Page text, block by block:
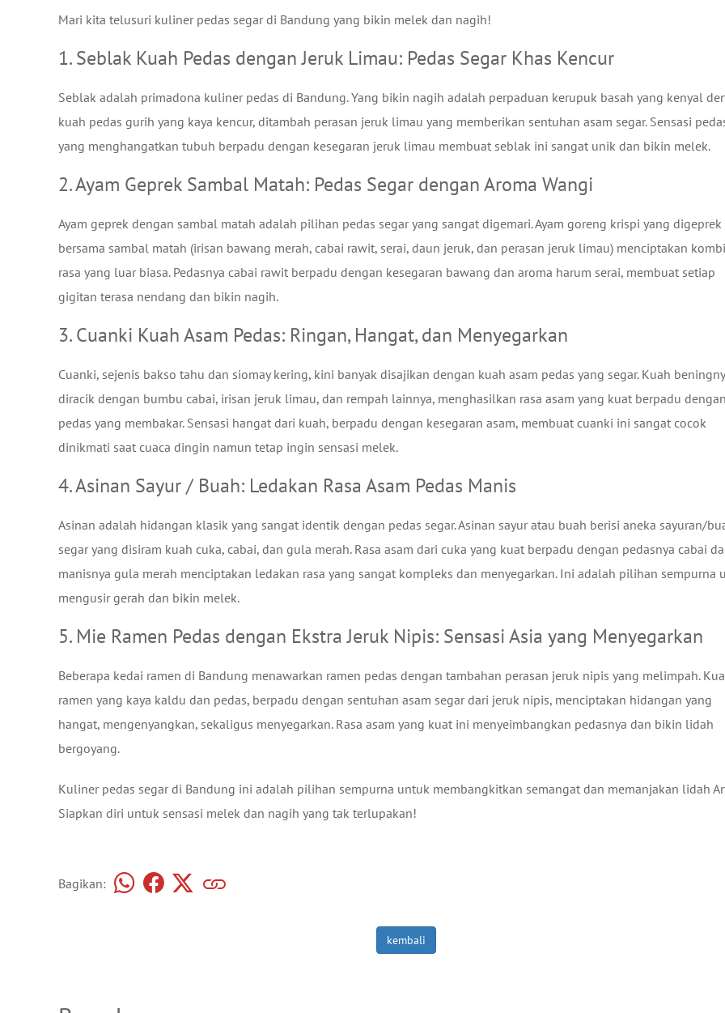
Mari kita telusuri kuliner pedas segar di Bandung yang bikin melek dan nagih!
1. Seblak Kuah Pedas dengan Jeruk Limau: Pedas Segar Khas Kencur
Seblak adalah primadona kuliner pedas di Bandung. Yang bikin nagih adalah perpaduan kerupuk basah yang kenyal
kuah pedas gurih yang kaya kencur, ditambah perasan jeruk limau yang memberikan sentuhan asam segar. Sensasi
yang menghangatkan tubuh berpadu dengan kesegaran jeruk limau membuat seblak ini sangat unik dan bikin melek.
2. Ayam Geprek Sambal Matah: Pedas Segar dengan Aroma Wangi
Ayam geprek dengan sambal matah adalah pilihan pedas segar yang sangat digemari. Ayam goreng krispi yang digeprek
bersama sambal matah (irisan bawang merah, cabai rawit, serai, daun jeruk, dan perasan jeruk limau) menciptakan
rasa yang luar biasa. Pedasnya cabai rawit berpadu dengan kesegaran bawang dan aroma harum serai, membuat setiap
gigitan terasa nendang dan bikin nagih.
3. Cuanki Kuah Asam Pedas: Ringan, Hangat, dan Menyegarkan
Cuanki, sejenis bakso tahu dan siomay kering, kini banyak disajikan dengan kuah asam pedas yang segar. Kuah
diracik dengan bumbu cabai, irisan jeruk limau, dan rempah lainnya, menghasilkan rasa asam yang kuat berpadu dengan
pedas yang membakar. Sensasi hangat dari kuah, berpadu dengan kesegaran asam, membuat cuanki ini sangat cocok
dinikmati saat cuaca dingin namun tetap ingin sensasi melek.
4. Asinan Sayur / Buah: Ledakan Rasa Asam Pedas Manis
Asinan adalah hidangan klasik yang sangat identik dengan pedas segar. Asinan sayur atau buah berisi aneka sayuran/
segar yang disiram kuah cuka, cabai, dan gula merah. Rasa asam dari cuka yang kuat berpadu dengan pedasnya cabai
manisnya gula merah menciptakan ledakan rasa yang sangat kompleks dan menyegarkan. Ini adalah pilihan sempurna
mengusir gerah dan bikin melek.
5. Mie Ramen Pedas dengan Ekstra Jeruk Nipis: Sensasi Asia yang Menyegarkan
Beberapa kedai ramen di Bandung menawarkan ramen pedas dengan tambahan perasan jeruk nipis yang melimpah.
ramen yang kaya kaldu dan pedas, berpadu dengan sentuhan asam segar dari jeruk nipis, menciptakan hidangan yang
hangat, mengenyangkan, sekaligus menyegarkan. Rasa asam yang kuat ini menyeimbangkan pedasnya dan bikin lidah
bergoyang.
Kuliner pedas segar di Bandung ini adalah pilihan sempurna untuk membangkitkan semangat dan memanjakan lidah
Siapkan diri untuk sensasi melek dan nagih yang tak terlupakan!
Bagikan:
kembali